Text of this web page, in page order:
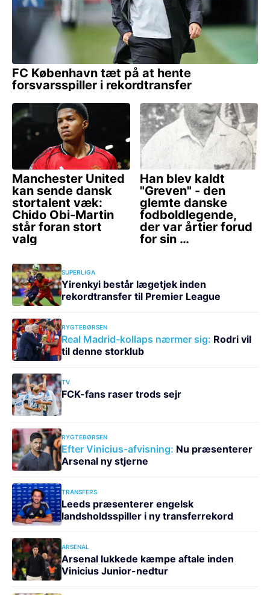
SUPERLIGA
Yirenkyi består lægetjek inden
rekordtransfer til Premier League
RYGTEBØRSEN
Real Madrid-kollaps nærmer sig: Rodri vil
til denne storklub
TV
FCK-fans raser trods sejr
RYGTEBØRSEN
Efter Vinicius-afvisning: Nu præsenterer
Arsenal ny stjerne
TRANSFERS
Leeds præsenterer engelsk
landsholdsspiller i ny transferrekord
ARSENAL
Arsenal lukkede kæmpe aftale inden
Vinicius Junior-nedtur